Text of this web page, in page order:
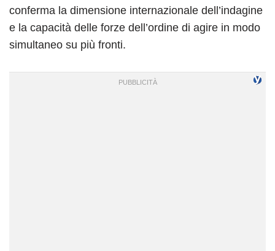
conferma la dimensione internazionale dell’indagine
e la capacità delle forze dell’ordine di agire in modo
simultaneo su più fronti.